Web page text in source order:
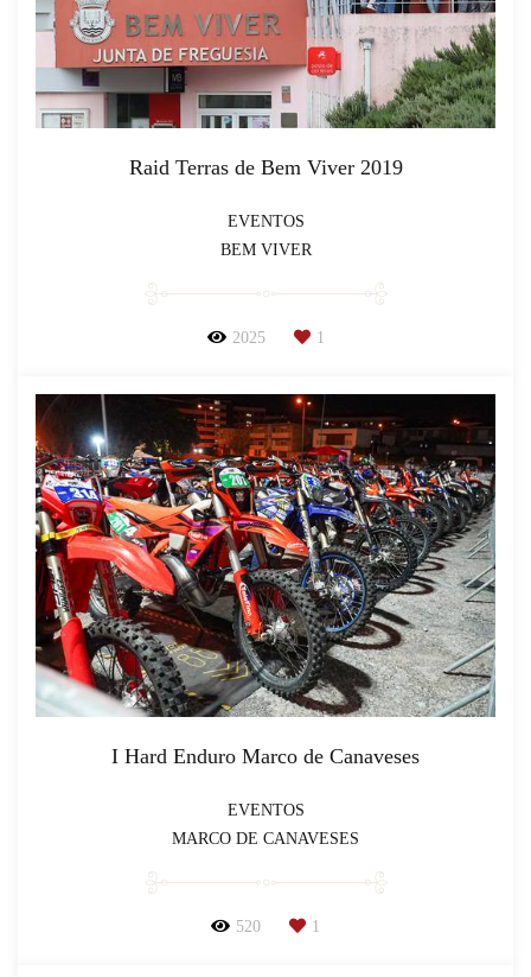
Raid Terras de Bem Viver 2019
EVENTOS
BEM VIVER
2025 1
I Hard Enduro Marco de Canaveses
EVENTOS
MARCO DE CANAVESES
520 1